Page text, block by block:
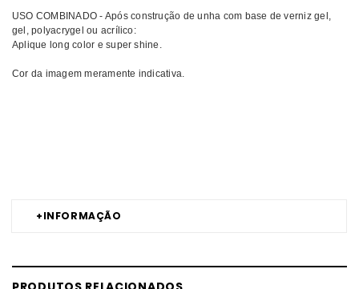
+INFORMAÇÃO
USO COMBINADO - Após construção de unha com base de verniz gel,
gel, polyacrygel ou acrílico:
Aplique long color e super shine.
Cor da imagem meramente indicativa.